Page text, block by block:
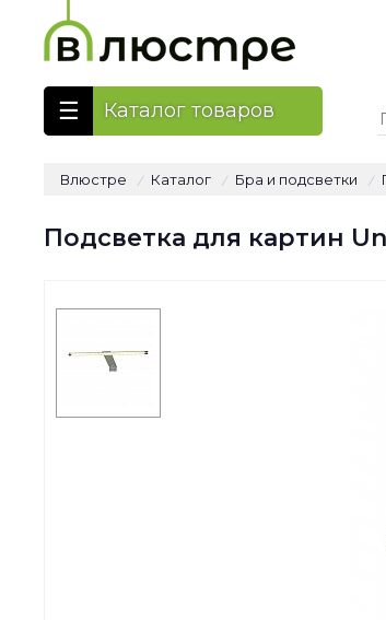
Каталог товаров
Влюстре / Каталог / Бра и подсветки /
Подсветка для картин